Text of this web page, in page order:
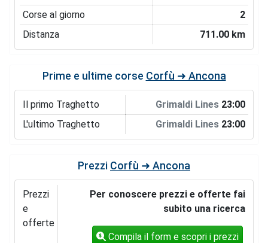
Corse al giorno
2
Distanza
711.00 km
Prime e ultime corse Corfù ➜ Ancona
Il primo Traghetto Grimaldi Lines 23:00
L'ultimo Traghetto
Grimaldi Lines 23:00
Prezzi Corfù ➜ Ancona
Prezzi
e
offerte
Per conoscere prezzi e offerte fai
subito una ricerca
Compila il form e scopri i prezzi